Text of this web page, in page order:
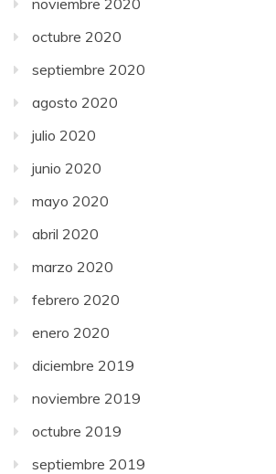
octubre 2020
septiembre 2020
agosto 2020
julio 2020
junio 2020
mayo 2020
abril 2020
marzo 2020
febrero 2020
enero 2020
diciembre 2019
noviembre 2019
octubre 2019
septiembre 2019